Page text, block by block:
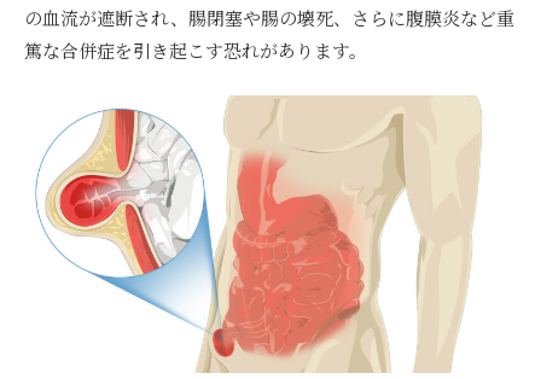
の血流が遮断され、腸閉塞や腸の壊死、さらに腹膜炎など重
篤な合併症を引き起こす恐れがあります。